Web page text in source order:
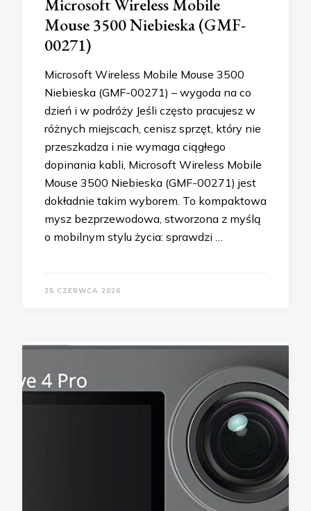
Mouse 3500 Niebieska (GMF-
00271)
Microsoft Wireless Mobile Mouse 3500
Niebieska (GMF-00271) – wygoda na co
dzień i w podróży Jeśli często pracujesz w
różnych miejscach, cenisz sprzęt, który nie
przeszkadza i nie wymaga ciągłego
dopinania kabli, Microsoft Wireless Mobile
Mouse 3500 Niebieska (GMF-00271) jest
dokładnie takim wyborem. To kompaktowa
mysz bezprzewodowa, stworzona z myślą
o mobilnym stylu życia: sprawdzi …
25 CZERWCA 2026